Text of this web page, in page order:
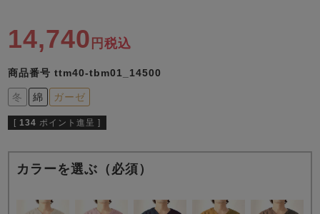
すべての季節のパジャマ一覧はこちら
単品
ン単品
単品
ン単品
14,740 税込
商品番号 ttm40-tbm01_14500
冬 綿 ガーゼ
[ 134 ポイント進呈 ]
カラーを選ぶ（必須）